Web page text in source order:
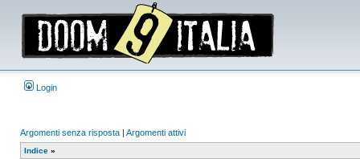
Login
Argomenti senza risposta | Argomenti attivi
Indice »